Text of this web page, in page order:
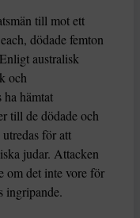
till mot ett
dödade femton
australisk
och
ha hämtat
till de dödade och
för att
judar. Attacken
om det inte vore för
ingripande.